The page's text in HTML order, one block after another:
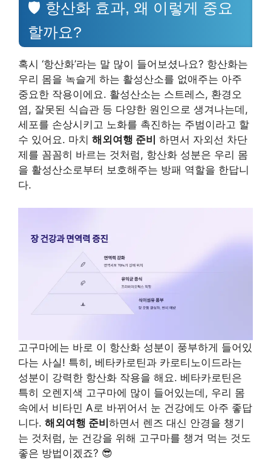
🛡️ 항산화 효과, 왜 이렇게 중요
할까요?
혹시 ‘항산화’라는 말 많이 들어보셨나요? 항산화는
우리 몸을 녹슬게 하는 활성산소를 없애주는 아주
중요한 작용이에요. 활성산소는 스트레스, 환경오
염, 잘못된 식습관 등 다양한 원인으로 생겨나는데,
세포를 손상시키고 노화를 촉진하는 주범이라고 할
수 있어요. 마치 해외여행 준비 하면서 자외선 차단
제를 꼼꼼히 바르는 것처럼, 항산화 성분은 우리 몸
을 활성산소로부터 보호해주는 방패 역할을 한답니
다.
고구마에는 바로 이 항산화 성분이 풍부하게 들어있
다는 사실! 특히, 베타카로틴과 카로티노이드라는
성분이 강력한 항산화 작용을 해요. 베타카로틴은
특히 오렌지색 고구마에 많이 들어있는데, 우리 몸
속에서 비타민 A로 바뀌어서 눈 건강에도 아주 좋답
니다. 해외여행 준비하면서 렌즈 대신 안경을 챙기
는 것처럼, 눈 건강을 위해 고구마를 챙겨 먹는 것도
좋은 방법이겠죠? 😎